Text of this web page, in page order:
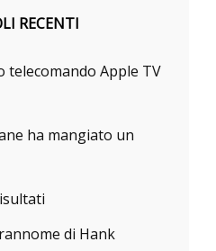
RECENTI
telecomando Apple TV
ha mangiato un
di Hank